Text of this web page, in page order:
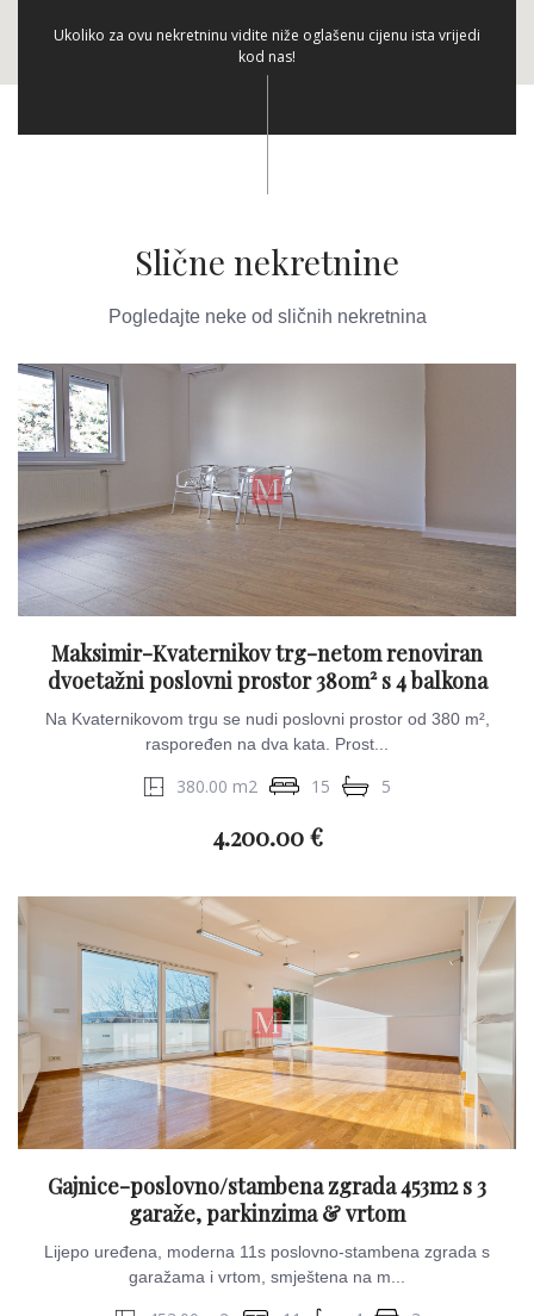
Ukoliko za ovu nekretninu vidite niže oglašenu cijenu ista vrijedi
kod nas!
Slične nekretnine
Pogledajte neke od sličnih nekretnina
Maksimir-Kvaternikov trg-netom renoviran
dvoetažni poslovni prostor 380m² s 4 balkona
Na Kvaternikovom trgu se nudi poslovni prostor od 380 m²,
raspoređen na dva kata. Prost...
380.00 m2 15 5
4.200.00 €
Gajnice-poslovno/stambena zgrada 453m2 s 3
garaže, parkinzima & vrtom
Lijepo uređena, moderna 11s poslovno-stambena zgrada s
garažama i vrtom, smještena na m...